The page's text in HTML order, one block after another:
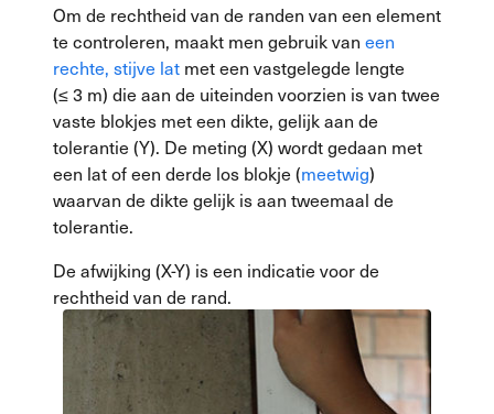
Om de rechtheid van de randen van een element
te controleren, maakt men gebruik van een
rechte, stijve lat met een vastgelegde lengte
(≤ 3 m) die aan de uiteinden voorzien is van twee
vaste blokjes met een dikte, gelijk aan de
tolerantie (Y). De meting (X) wordt gedaan met
een lat of een derde los blokje (meetwig)
waarvan de dikte gelijk is aan tweemaal de
tolerantie.
De afwijking (X-Y) is een indicatie voor de
rechtheid van de rand.